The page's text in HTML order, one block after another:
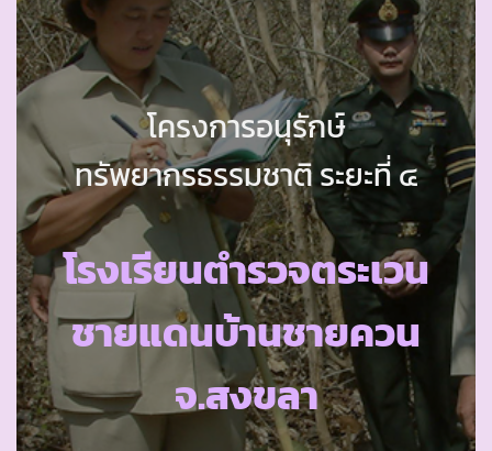
โครงการอนุรักษ์
ทรัพยากรธรรมชาติ ระยะที่ ๔
โรงเรียนตำรวจตระเวน
ชายแดนบ้านชายควน
จ.สงขลา